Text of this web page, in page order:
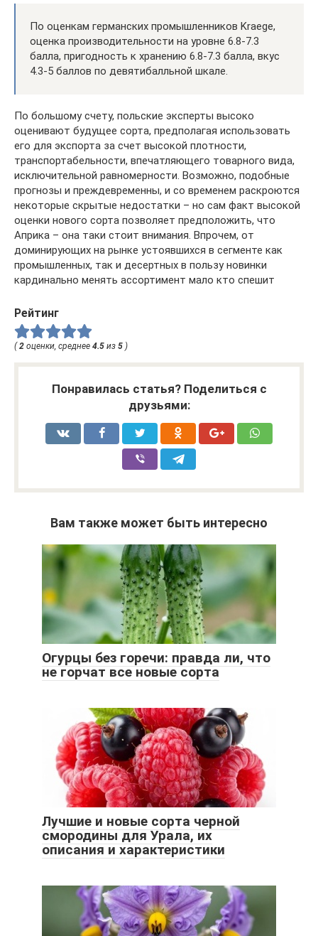
По оценкам германских промышленников Kraege,
оценка производительности на уровне 6.8-7.3
балла, пригодность к хранению 6.8-7.3 балла, вкус
4.3-5 баллов по девятибалльной шкале.
По большому счету, польские эксперты высоко
оценивают будущее сорта, предполагая использовать
его для экспорта за счет высокой плотности,
транспортабельности, впечатляющего товарного вида,
исключительной равномерности. Возможно, подобные
прогнозы и преждевременны, и со временем раскроются
некоторые скрытые недостатки – но сам факт высокой
оценки нового сорта позволяет предположить, что
Априка – она таки стоит внимания. Впрочем, от
доминирующих на рынке устоявшихся в сегменте как
промышленных, так и десертных в пользу новинки
кардинально менять ассортимент мало кто спешит
Рейтинг
( 2 оценки, среднее 4.5 из 5 )
Понравилась статья? Поделиться с
друзьями:
Вам также может быть интересно
Огурцы без горечи: правда ли, что
не горчат все новые сорта
Лучшие и новые сорта черной
смородины для Урала, их
описания и характеристики